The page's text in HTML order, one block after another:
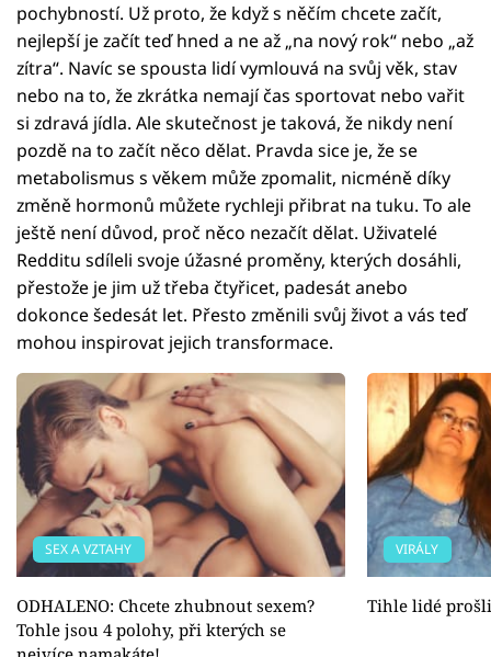
pochybností. Už proto, že když s něčím chcete začít,
nejlepší je začít teď hned a ne až „na nový rok“ nebo „až
zítra“. Navíc se spousta lidí vymlouvá na svůj věk, stav
nebo na to, že zkrátka nemají čas sportovat nebo vařit
si zdravá jídla. Ale skutečnost je taková, že nikdy není
pozdě na to začít něco dělat. Pravda sice je, že se
metabolismus s věkem může zpomalit, nicméně díky
změně hormonů můžete rychleji přibrat na tuku. To ale
ještě není důvod, proč něco nezačít dělat. Uživatelé
Redditu sdíleli svoje úžasné proměny, kterých dosáhli,
přestože je jim už třeba čtyřicet, padesát anebo
dokonce šedesát let. Přesto změnili svůj život a vás teď
mohou inspirovat jejich transformace.
SEX A VZTAHY
ODHALENO: Chcete zhubnout sexem?
Tohle jsou 4 polohy, při kterých se
VIRÁLY
Tihle lidé